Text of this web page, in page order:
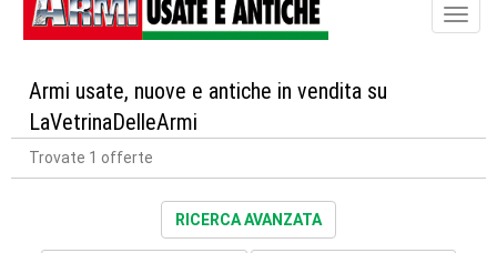
Armi usate, nuove e antiche in vendita su
LaVetrinaDelleArmi
Trovate 1 offerte
RICERCA AVANZATA